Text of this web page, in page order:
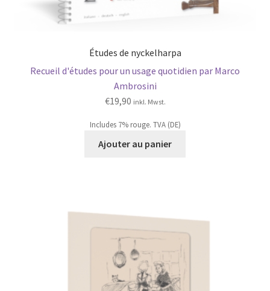
Études de nyckelharpa
Recueil d'études pour un usage quotidien par Marco
Ambrosini
€19,90 inkl. Mwst.
Includes 7% rouge. TVA (DE)
Ajouter au panier